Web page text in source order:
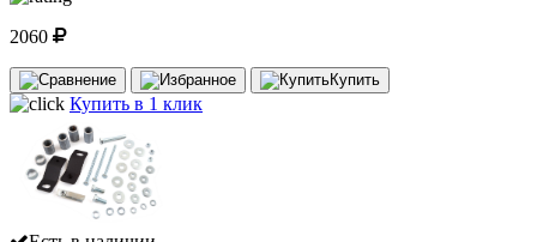
2060
Купить
Купить в 1 клик